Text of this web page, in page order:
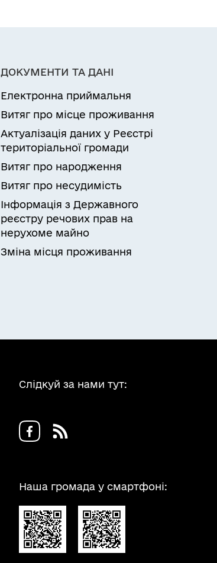
ДОКУМЕНТИ ТА ДАНІ
Електронна приймальня
Витяг про місце проживання
Актуалізація даних у Реєстрі
територіальної громади
Витяг про народження
Витяг про несудимість
Інформація з Державного
реєстру речових прав на
нерухоме майно
Зміна місця проживання
Слідкуй за нами тут:
Наша громада у смартфоні: